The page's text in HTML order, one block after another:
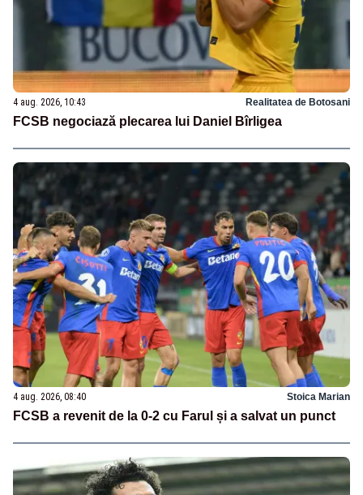
4 aug. 2026, 10:43 Realitatea de Botosani
FCSB negociază plecarea lui Daniel Bîrligea
4 aug. 2026, 08:40 Stoica Marian
FCSB a revenit de la 0-2 cu Farul și a salvat un punct